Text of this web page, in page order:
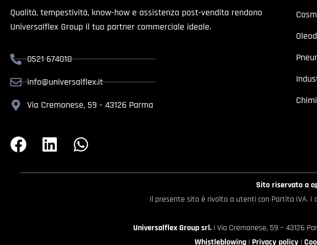
Qualità, tempestività, know-how e assistenza post-vendita rendono
Universalflex Group il tuo partner commerciale ideale.
0521 674018
info@universalflex.it
Via Cremonese, 59 - 43126 Parma
Sito riservato a
Il presente sito è rivolto a utenti con Partita IVA.
Universalflex Group srl.| Via Cremonese, 59 – 43126
Whistleblowing | Privacy policy |